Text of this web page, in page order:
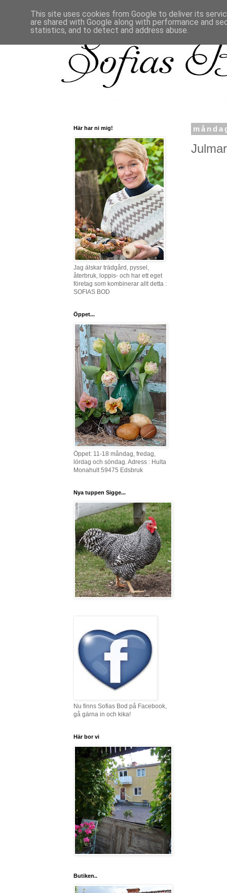
Här har ni mig!
Jag älskar trädgård, pyssel,
återbruk, loppis- och har ett eget
företag som kombinerar allt detta :
SOFIAS BOD
Öppet...
Öppet: 11-18 måndag, fredag,
lördag och söndag. Adress : Hulta
Monahult 59475 Edsbruk
Nya tuppen Sigge...
Nu finns Sofias Bod på Facebook,
gå gärna in och kika!
Här bor vi
Butiken..
This site uses cookies from Google to deliver its
are shared with Google along with performance and
statistics, and to detect and address abuse.